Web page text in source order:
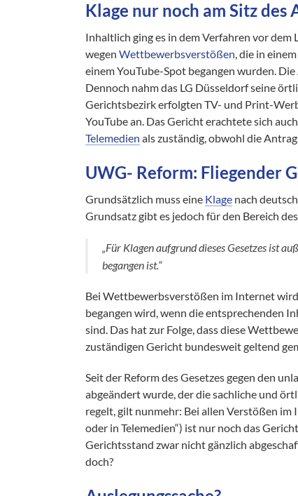
Klage nur noch am Sitz des
Inhaltlich ging es in dem Verfahren vor
wegenWettbewerbsverstößen, die in
einem YouTube-Spot begangen wurden.
Dennoch nahm das LG Düsseldorf seine
Gerichtsbezirk erfolgten TV- und Print-
YouTube an. Das Gericht erachtete sich
Telemedien als zuständig, obwohl die
UWG- Reform: Fliegender
Grundsätzlich muss eine Klage nach
Grundsatz gibt es jedoch für den Bereich
„Für Klagen aufgrund dieses Gesetzes ist
begangen ist.“
Bei Wettbewerbsverstößen im Internet
begangen wird, wenn die entsprechenden
sind. Das hat zur Folge, dass diese
zuständigen Gericht bundesweit geltend
Seit der Reform des Gesetzes gegen den
abgeändert wurde, der die sachliche und
regelt, gilt nunmehr: Bei allen Verstößen
oder in Telemedien“) ist nur noch das
Gerichtsstand zwar nicht gänzlich
doch?